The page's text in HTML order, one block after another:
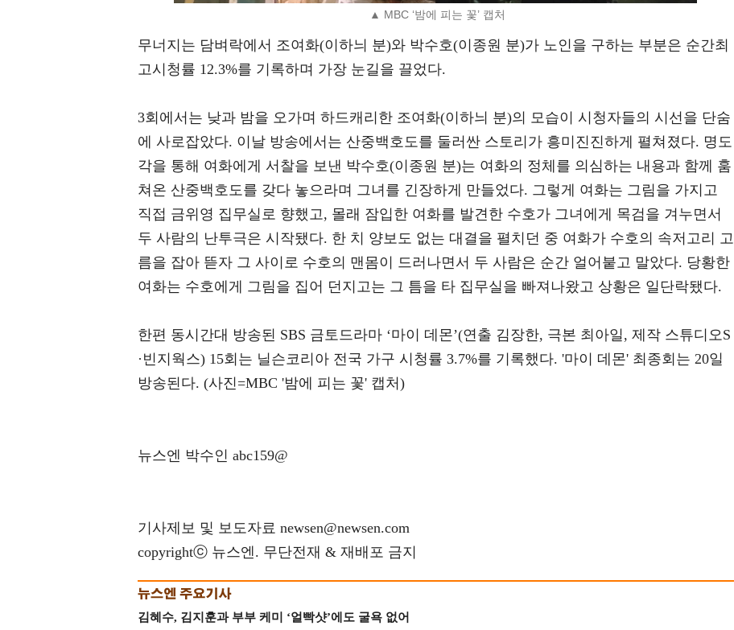
▲ MBC ‘밤에 피는 꽃’ 캡처
무너지는 담벼락에서 조여화(이하늬 분)와 박수호(이종원 분)가 노인을 구하는 부분은 순간최
고시청률 12.3%를 기록하며 가장 눈길을 끌었다.
3회에서는 낮과 밤을 오가며 하드캐리한 조여화(이하늬 분)의 모습이 시청자들의 시선을 단숨
에 사로잡았다. 이날 방송에서는 산중백호도를 둘러싼 스토리가 흥미진진하게 펼쳐졌다. 명도
각을 통해 여화에게 서찰을 보낸 박수호(이종원 분)는 여화의 정체를 의심하는 내용과 함께 훔
쳐온 산중백호도를 갖다 놓으라며 그녀를 긴장하게 만들었다. 그렇게 여화는 그림을 가지고
직접 금위영 집무실로 향했고, 몰래 잠입한 여화를 발견한 수호가 그녀에게 목검을 겨누면서
두 사람의 난투극은 시작됐다. 한 치 양보도 없는 대결을 펼치던 중 여화가 수호의 속저고리 고
름을 잡아 뜯자 그 사이로 수호의 맨몸이 드러나면서 두 사람은 순간 얼어붙고 말았다. 당황한
여화는 수호에게 그림을 집어 던지고는 그 틈을 타 집무실을 빠져나왔고 상황은 일단락됐다.
한편 동시간대 방송된 SBS 금토드라마 ‘마이 데몬’(연출 김장한, 극본 최아일, 제작 스튜디오S
·빈지웍스) 15회는 닐슨코리아 전국 가구 시청률 3.7%를 기록했다. '마이 데몬' 최종회는 20일
방송된다. (사진=MBC '밤에 피는 꽃' 캡처)
뉴스엔 박수인 abc159@
기사제보 및 보도자료 newsen@newsen.com
copyrightⓒ 뉴스엔. 무단전재 & 재배포 금지
김혜수, 김지훈과 부부 케미 ‘얼빡샷’에도 굴욕 없어